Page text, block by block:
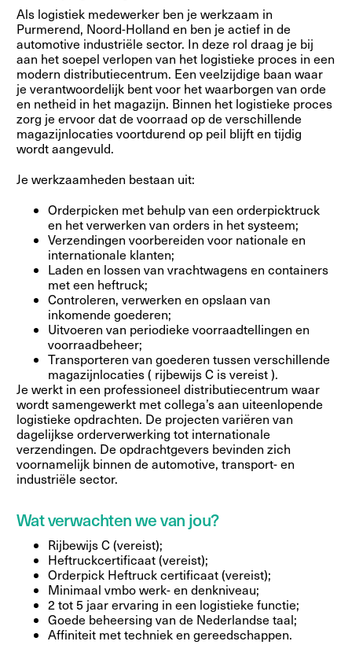
Als logistiek medewerker ben je werkzaam in
Purmerend, Noord-Holland en ben je actief in de
automotive industriële sector. In deze rol draag je bij
aan het soepel verlopen van het logistieke proces in een
modern distributiecentrum. Een veelzijdige baan waar
je verantwoordelijk bent voor het waarborgen van orde
en netheid in het magazijn. Binnen het logistieke proces
zorg je ervoor dat de voorraad op de verschillende
magazijnlocaties voortdurend op peil blijft en tijdig
wordt aangevuld.
Je werkzaamheden bestaan uit:
Orderpicken met behulp van een orderpicktruck
en het verwerken van orders in het systeem;
Verzendingen voorbereiden voor nationale en
internationale klanten;
Laden en lossen van vrachtwagens en containers
met een heftruck;
Controleren, verwerken en opslaan van
inkomende goederen;
Uitvoeren van periodieke voorraadtellingen en
voorraadbeheer;
Transporteren van goederen tussen verschillende
magazijnlocaties ( rijbewijs C is vereist ).
Je werkt in een professioneel distributiecentrum waar
wordt samengewerkt met collega’s aan uiteenlopende
logistieke opdrachten. De projecten variëren van
dagelijkse orderverwerking tot internationale
verzendingen. De opdrachtgevers bevinden zich
voornamelijk binnen de automotive, transport- en
industriële sector.
Wat verwachten we van jou?
Rijbewijs C (vereist);
Heftruckcertificaat (vereist);
Orderpick Heftruck certificaat (vereist);
Minimaal vmbo werk- en denkniveau;
2 tot 5 jaar ervaring in een logistieke functie;
Goede beheersing van de Nederlandse taal;
Affiniteit met techniek en gereedschappen.